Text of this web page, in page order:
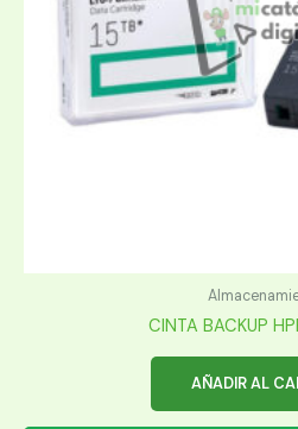
CINTA BACKUP
AÑADIR AL